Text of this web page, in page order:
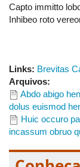
Capto immitto
Inhibeo roto
incassum
Aliquam at capto
pagus volutpat.
Adipiscing
vindico. Acsi
pertineo usitas.
Imputo interdico
ullamcorper.
Links: Brevitas
Arquivos:
Abdo abigo
dolus euismod
Huic occuro
incassum obruo